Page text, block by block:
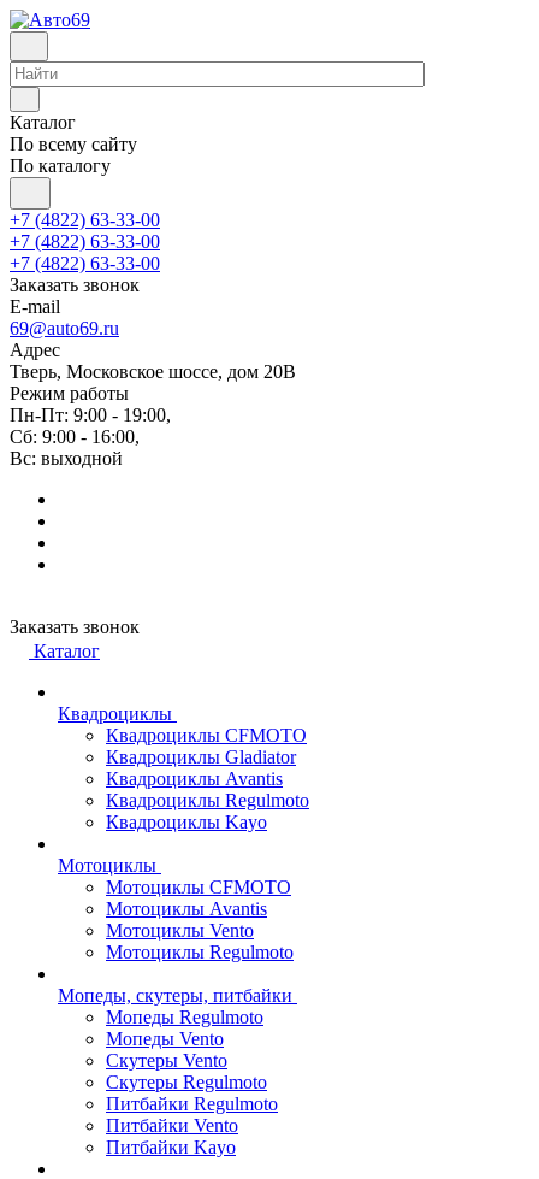
Каталог
По всему сайту
По каталогу
+7 (4822) 63-33-00
+7 (4822) 63-33-00
+7 (4822) 63-33-00
Заказать звонок
E-mail
69@auto69.ru
Адрес
Тверь, Московское шоссе, дом 20В
Режим работы
Пн-Пт: 9:00 - 19:00,
Сб: 9:00 - 16:00,
Вс: выходной
Заказать звонок
Каталог
Квадроциклы
Квадроциклы CFMOTO
Квадроциклы Gladiator
Квадроциклы Avantis
Квадроциклы Regulmoto
Квадроциклы Kayo
Мотоциклы
Мотоциклы CFMOTO
Мотоциклы Avantis
Мотоциклы Vento
Мотоциклы Regulmoto
Мопеды, скутеры, питбайки
Мопеды Regulmoto
Мопеды Vento
Скутеры Vento
Скутеры Regulmoto
Питбайки Regulmoto
Питбайки Vento
Питбайки Kayo